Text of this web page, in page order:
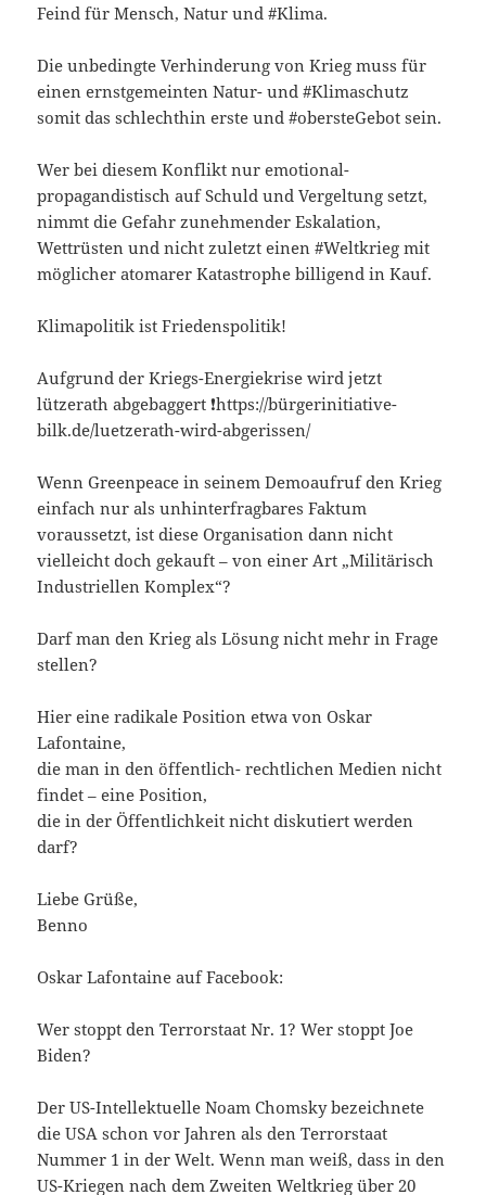
Feind für Mensch, Natur und #Klima.
Die unbedingte Verhinderung von Krieg muss für
einen ernstgemeinten Natur- und #Klimaschutz
somit das schlechthin erste und #obersteGebot sein.
Wer bei diesem Konflikt nur emotional-
propagandistisch auf Schuld und Vergeltung setzt,
nimmt die Gefahr zunehmender Eskalation,
Wettrüsten und nicht zuletzt einen #Weltkrieg mit
möglicher atomarer Katastrophe billigend in Kauf.
Klimapolitik ist Friedenspolitik!
Aufgrund der Kriegs-Energiekrise wird jetzt
lützerath abgebaggert ❗https://bürgerinitiative-
bilk.de/luetzerath-wird-abgerissen/
Wenn Greenpeace in seinem Demoaufruf den Krieg
einfach nur als unhinterfragbares Faktum
voraussetzt, ist diese Organisation dann nicht
vielleicht doch gekauft – von einer Art „Militärisch
Industriellen Komplex“?
Darf man den Krieg als Lösung nicht mehr in Frage
stellen?
Hier eine radikale Position etwa von Oskar
Lafontaine,
die man in den öffentlich- rechtlichen Medien nicht
findet – eine Position,
die in der Öffentlichkeit nicht diskutiert werden
darf?
Liebe Grüße,
Benno
Oskar Lafontaine auf Facebook:
Wer stoppt den Terrorstaat Nr. 1? Wer stoppt Joe
Biden?
Der US-Intellektuelle Noam Chomsky bezeichnete
die USA schon vor Jahren als den Terrorstaat
Nummer 1 in der Welt. Wenn man weiß, dass in den
US-Kriegen nach dem Zweiten Weltkrieg über 20